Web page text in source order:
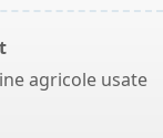
agricole usate